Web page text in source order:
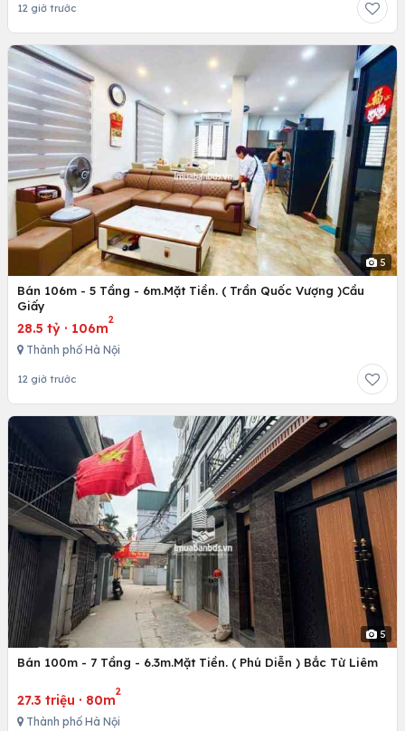
12 giờ trước
5
Bán 106m - 5 Tầng - 6m.Mặt Tiền. ( Trần Quốc Vượng )Cầu
Giấy
28.5 tỷ · 106m
2
Thành phố Hà Nội
12 giờ trước
5
Bán 100m - 7 Tầng - 6.3m.Mặt Tiền. ( Phú Diễn ) Bắc Từ Liêm
27.3 triệu · 80m
2
Thành phố Hà Nội